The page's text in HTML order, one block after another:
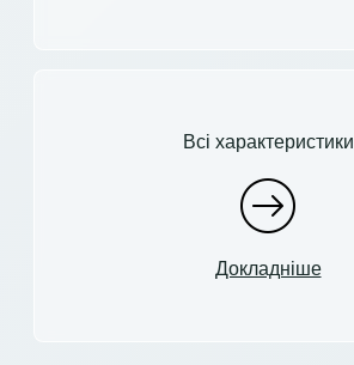
Всі характеристики
Докладніше